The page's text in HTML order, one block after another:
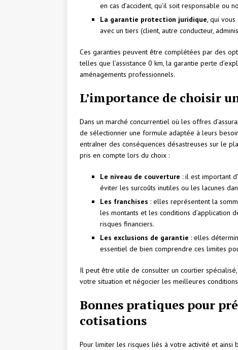
en cas d’accident, qu’il soit responsable ou
La garantie protection juridique, qui
avec un tiers (client, autre conducteur,
Ces garanties peuvent être complétées par des
telles que l’assistance 0 km, la garantie perte
aménagements professionnels.
L’importance de choisir
Dans un marché concurrentiel où les offres
de sélectionner une formule adaptée à leurs
entraîner des conséquences désastreuses sur le
pris en compte lors du choix :
Le niveau de couverture : il est important
éviter les surcoûts inutiles ou les lacunes
Les franchises : elles représentent la
les montants et les conditions d’application
risques financiers.
Les exclusions de garantie : elles
essentiel de bien comprendre ces limites
Il peut être utile de consulter un courtier
votre situation et négocier les meilleures
Bonnes pratiques pour
cotisations
Pour limiter les risques liés à votre activité et ainsi